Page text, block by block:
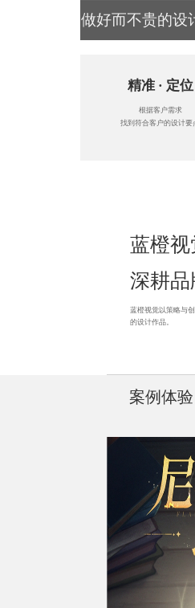
做好而不贵的设
精准 · 定位
根据客户需求
找到符合客户的设计要
蓝橙视
深耕
蓝橙视觉以策略与
的设计作品。
案例体验